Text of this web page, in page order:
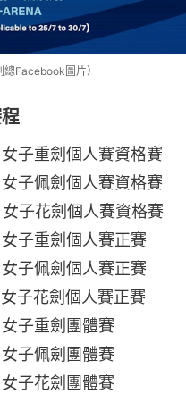
Facebook圖片）
子重劍個人賽資格賽
子佩劍個人賽資格賽
子花劍個人賽資格賽
子重劍個人賽正賽
子佩劍個人賽正賽
子花劍個人賽正賽
子重劍團體賽
子佩劍團體賽
子花劍團體賽